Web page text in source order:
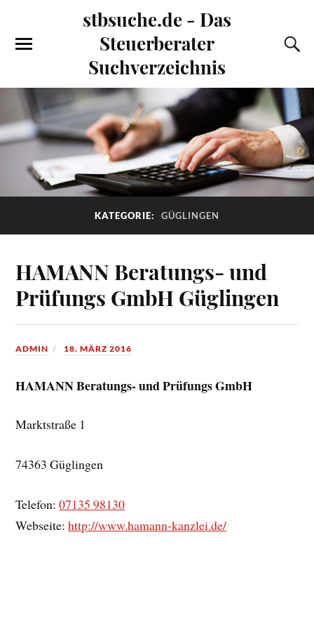
stbsuche.de - Das
Steuerberater
Suchverzeichnis
KATEGORIE: GÜGLINGEN
HAMANN Beratungs- und
Prüfungs GmbH Güglingen
ADMIN 18. MÄRZ 2016
HAMANN Beratungs- und Prüfungs GmbH
Marktstraße 1
74363 Güglingen
Telefon:07135 98130
Webseite:http://www.hamann-kanzlei.de/